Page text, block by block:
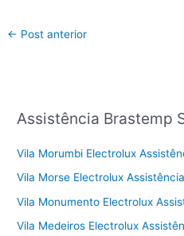
← Post anterior
Assistência Brastemp
Vila Morumbi Electrolux
Vila Morse Electrolux
Vila Monumento Electrolux
Vila Medeiros Electrolux